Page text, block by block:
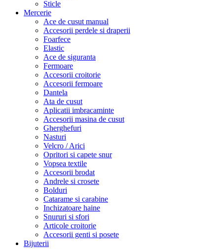
Sticle
Mercerie
Ace de cusut manual
Accesorii perdele si draperii
Foarfece
Elastic
Ace de siguranta
Fermoare
Accesorii croitorie
Accesorii fermoare
Dantela
Ata de cusut
Aplicatii imbracaminte
Accesorii masina de cusut
Gherghefuri
Nasturi
Velcro / Arici
Opritori si capete snur
Vopsea textile
Accesorii brodat
Andrele si crosete
Bolduri
Catarame si carabine
Inchizatoare haine
Snururi si sfori
Articole croitorie
Accesorii genti si posete
Bijuterii